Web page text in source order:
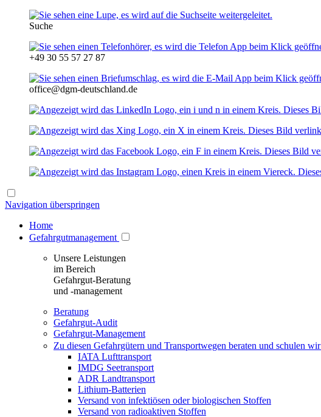
Suche
+49 30 55 57 27 87
office@dgm-deutschland.de
Navigation überspringen
Home
Gefahrgutmanagement
Unsere Leistungen
im Bereich
Gefahrgut-Beratung
und -management
Beratung
Gefahrgut-Audit
Gefahrgut-Management
Zu diesen Gefahrgütern und Transportwegen beraten und schulen wir
IATA Lufttransport
IMDG Seetransport
ADR Landtransport
Lithium-Batterien
Versand von infektiösen oder biologischen Stoffen
Versand von radioaktiven Stoffen